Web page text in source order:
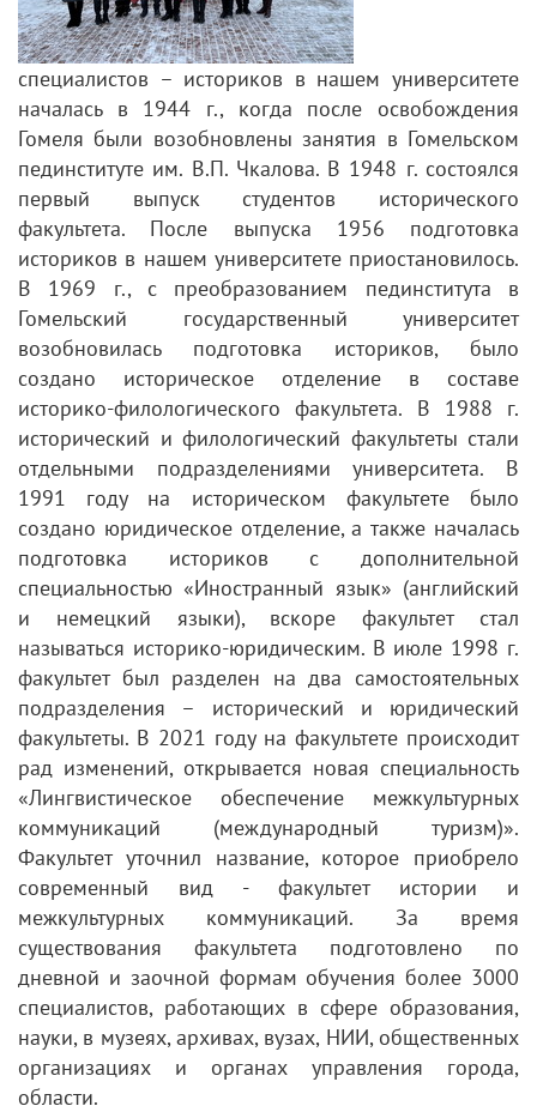
специалистов – историков в нашем университете
началась в 1944 г., когда после освобождения
Гомеля были возобновлены занятия в Гомельском
пединституте им. В.П. Чкалова. В 1948 г. состоялся
первый выпуск студентов исторического
факультета. После выпуска 1956 подготовка
историков в нашем университете приостановилось.
В 1969 г., с преобразованием пединститута в
Гомельский государственный университет
возобновилась подготовка историков, было
создано историческое отделение в составе
историко-филологического факультета. В 1988 г.
исторический и филологический факультеты стали
отдельными подразделениями университета. В
1991 году на историческом факультете было
создано юридическое отделение, а также началась
подготовка историков с дополнительной
специальностью «Иностранный язык» (английский
и немецкий языки), вскоре факультет стал
называться историко-юридическим. В июле 1998 г.
факультет был разделен на два самостоятельных
подразделения – исторический и юридический
факультеты. В 2021 году на факультете происходит
рад изменений, открывается новая специальность
«Лингвистическое обеспечение межкультурных
коммуникаций (международный туризм)».
Факультет уточнил название, которое приобрело
современный вид - факультет истории и
межкультурных коммуникаций. За время
существования факультета подготовлено по
дневной и заочной формам обучения более 3000
специалистов, работающих в сфере образования,
науки, в музеях, архивах, вузах, НИИ, общественных
организациях и органах управления города,
области.